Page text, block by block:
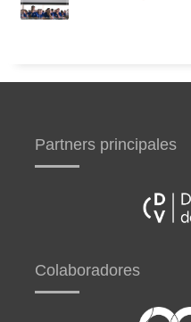
Partners principales
Colaboradores